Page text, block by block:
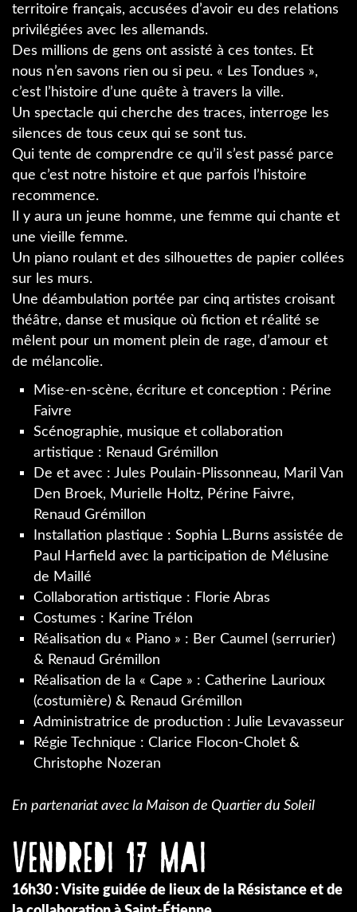
territoire français, accusées d’avoir eu des relations
privilégiées avec les allemands.
Des millions de gens ont assisté à ces tontes. Et
nous n’en savons rien ou si peu. « Les Tondues »,
c’est l’histoire d’une quête à travers la ville.
Un spectacle qui cherche des traces, interroge les
silences de tous ceux qui se sont tus.
Qui tente de comprendre ce qu’il s’est passé parce
que c’est notre histoire et que parfois l’histoire
recommence.
Il y aura un jeune homme, une femme qui chante et
une vieille femme.
Un piano roulant et des silhouettes de papier collées
sur les murs.
Une déambulation portée par cinq artistes croisant
théâtre, danse et musique où fiction et réalité se
mêlent pour un moment plein de rage, d’amour et
de mélancolie.
Mise-en-scène, écriture et conception : Périne
Faivre
Scénographie, musique et collaboration
artistique : Renaud Grémillon
De et avec : Jules Poulain-Plissonneau, Maril Van
Den Broek, Murielle Holtz, Périne Faivre,
Renaud Grémillon
Installation plastique : Sophia L.Burns assistée de
Paul Harfield avec la participation de Mélusine
de Maillé
Collaboration artistique : Florie Abras
Costumes : Karine Trélon
Réalisation du « Piano » : Ber Caumel (serrurier)
& Renaud Grémillon
Réalisation de la « Cape » : Catherine Laurioux
(costumière) & Renaud Grémillon
Administratrice de production : Julie Levavasseur
Régie Technique : Clarice Flocon-Cholet &
Christophe Nozeran
En partenariat avec la Maison de Quartier du Soleil
Vendredi 17 mai
16h30 : Visite guidée de lieux de la Résistance et de